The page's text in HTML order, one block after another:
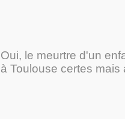
Oui, le meurtre d'un
à Toulouse certes mais